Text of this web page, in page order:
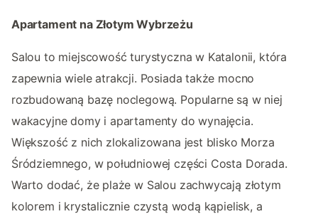
Apartament na Złotym Wybrzeżu
Salou to miejscowość turystyczna w Katalonii, która
zapewnia wiele atrakcji. Posiada także mocno
rozbudowaną bazę noclegową. Popularne są w niej
wakacyjne domy i apartamenty do wynajęcia.
Większość z nich zlokalizowana jest blisko Morza
Śródziemnego, w południowej części Costa Dorada.
Warto dodać, że plaże w Salou zachwycają złotym
kolorem i krystalicznie czystą wodą kąpielisk, a